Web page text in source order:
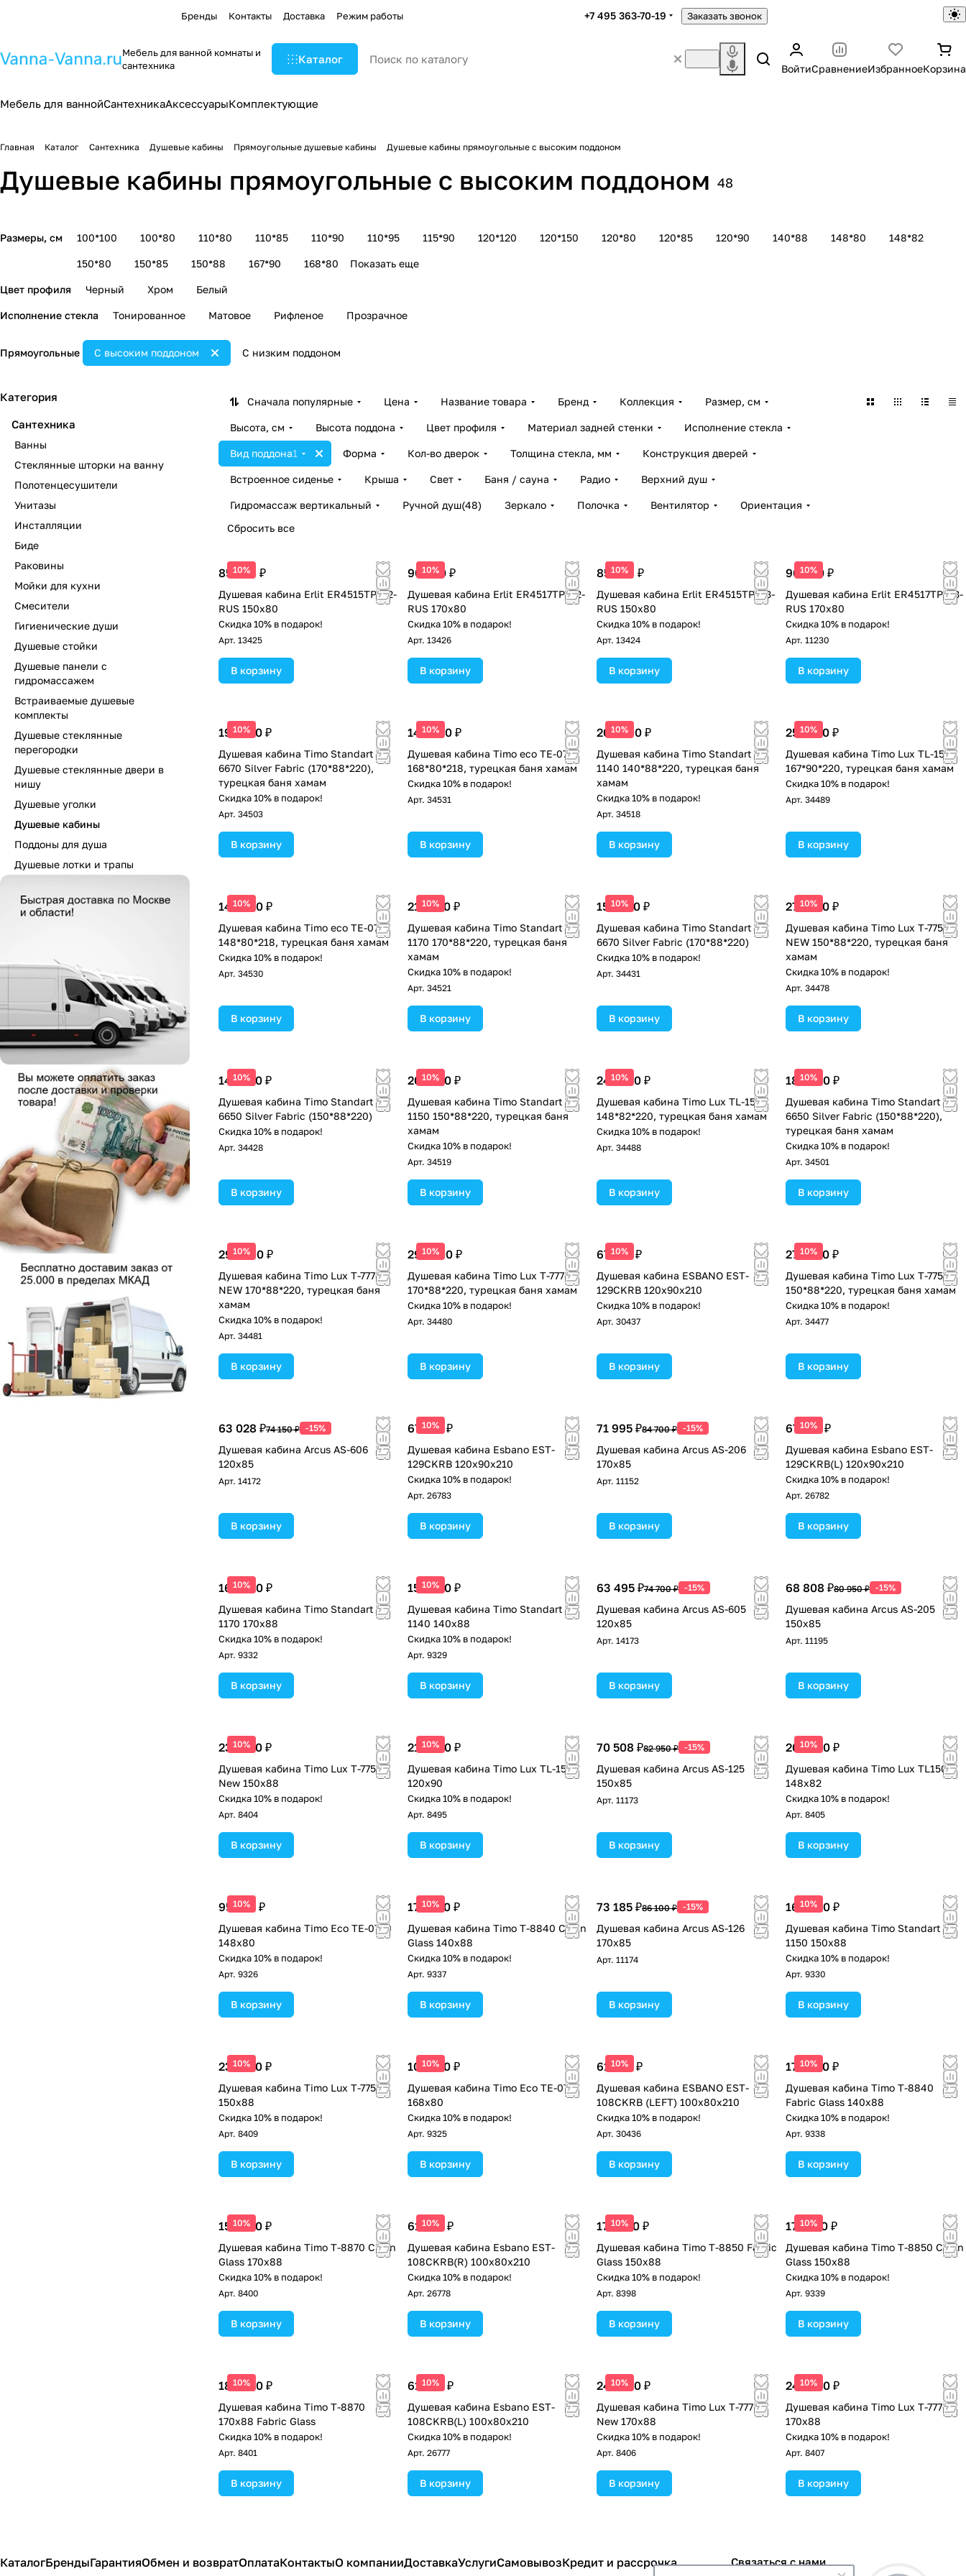
Бренды Контакты Доставка Режим работы +7 495 363-70-19 Заказать звонок
Мебель для ванной комнаты и
сантехника
Каталог
ВойтиСравнениеИзбранноеКорзина
Мебель для ваннойСантехникаАксессуарыКомплектующие
Главная Каталог Сантехника Душевые кабины Прямоугольные душевые кабины Душевые кабины прямоугольные с высоким поддоном
Душевые кабины прямоугольные с высоким поддоном 48
Размеры, см 100*100 100*80 110*80 110*85 110*90 110*95 115*90 120*120 120*150 120*80 120*85 120*90 140*88 148*80 148*82
150*80 150*85 150*88 167*90 168*80 Показать еще
Цвет профиля Черный Хром Белый
Исполнение стекла Тонированное Матовое Рифленое Прозрачное
Прямоугольные С высоким поддоном С низким поддоном
Сначала популярные Цена Название товара Бренд Коллекция Размер, см
Высота, см Высота поддона Цвет профиля Материал задней стенки Исполнение стекла
Вид поддона1 Форма Кол-во дверок Толщина стекла, мм Конструкция дверей
Встроенное сиденье Крыша Свет Баня / сауна Радио Верхний душ
Гидромассаж вертикальный Ручной душ(48) Зеркало Полочка Вентилятор
Ориентация
Сбросить все
10%
85 804 ₽
Душевая кабина Erlit ER4515TP-C2-
RUS 150x80
Скидка 10% в подарок!
Арт. 13425
В корзину
10%
90 360 ₽
Душевая кабина Erlit ER4517TP-C2-
RUS 170x80
Скидка 10% в подарок!
Арт. 13426
В корзину
10%
85 804 ₽
Душевая кабина Erlit ER4515TP-C3-
RUS 150x80
Скидка 10% в подарок!
Арт. 13424
В корзину
10%
90 360 ₽
Душевая кабина Erlit ER4517TP-C3-
RUS 170x80
Скидка 10% в подарок!
Арт. 11230
В корзину
10%
195 400 ₽
Душевая кабина Timo Standart T-
6670 Silver Fabric (170*88*220),
турецкая баня хамам
Скидка 10% в подарок!
Арт. 34503
В корзину
10%
144 900 ₽
Душевая кабина Timo eco TE-0770
168*80*218, турецкая баня хамам
Скидка 10% в подарок!
Арт. 34531
В корзину
10%
200 800 ₽
Душевая кабина Timo Standart T-
1140 140*88*220, турецкая баня
хамам
Скидка 10% в подарок!
Арт. 34518
В корзину
10%
258 200 ₽
Душевая кабина Timo Lux TL-1506
167*90*220, турецкая баня хамам
Скидка 10% в подарок!
Арт. 34489
В корзину
10%
140 300 ₽
Душевая кабина Timo eco TE-0750
148*80*218, турецкая баня хамам
Скидка 10% в подарок!
Арт. 34530
В корзину
10%
212 800 ₽
Душевая кабина Timo Standart T-
1170 170*88*220, турецкая баня
хамам
Скидка 10% в подарок!
Арт. 34521
В корзину
10%
150 600 ₽
Душевая кабина Timo Standart T-
6670 Silver Fabric (170*88*220)
Скидка 10% в подарок!
Арт. 34431
В корзину
10%
277 300 ₽
Душевая кабина Timo Lux T-7750
NEW 150*88*220, турецкая баня
хамам
Скидка 10% в подарок!
Арт. 34478
В корзину
10%
143 200 ₽
Душевая кабина Timo Standart T-
6650 Silver Fabric (150*88*220)
Скидка 10% в подарок!
Арт. 34428
В корзину
10%
205 700 ₽
Душевая кабина Timo Standart T-
1150 150*88*220, турецкая баня
хамам
Скидка 10% в подарок!
Арт. 34519
В корзину
10%
245 000 ₽
Душевая кабина Timo Lux TL-1505
148*82*220, турецкая баня хамам
Скидка 10% в подарок!
Арт. 34488
В корзину
10%
188 000 ₽
Душевая кабина Timo Standart T-
6650 Silver Fabric (150*88*220),
турецкая баня хамам
Скидка 10% в подарок!
Арт. 34501
В корзину
10%
290 400 ₽
Душевая кабина Timo Lux T-7770
NEW 170*88*220, турецкая баня
хамам
Скидка 10% в подарок!
Арт. 34481
В корзину
10%
290 400 ₽
Душевая кабина Timo Lux T-7770
170*88*220, турецкая баня хамам
Скидка 10% в подарок!
Арт. 34480
В корзину
10%
67 575 ₽
Душевая кабина ESBANO EST-
129CKRB 120х90х210
Скидка 10% в подарок!
Арт. 30437
В корзину
10%
277 300 ₽
Душевая кабина Timo Lux T-7750
150*88*220, турецкая баня хамам
Скидка 10% в подарок!
Арт. 34477
В корзину
63 028 ₽74 150 ₽ -15%
Душевая кабина Arcus AS-606
120x85
Арт. 14172
В корзину
10%
67 575 ₽
Душевая кабина Esbano EST-
129CKRB 120x90x210
Скидка 10% в подарок!
Арт. 26783
В корзину
71 995 ₽84 700 ₽ -15%
Душевая кабина Arcus AS-206
170x85
Арт. 11152
В корзину
10%
67 575 ₽
Душевая кабина Esbano EST-
129CKRB(L) 120x90x210
Скидка 10% в подарок!
Арт. 26782
В корзину
10%
168 000 ₽
Душевая кабина Timo Standart T-
1170 170х88
Скидка 10% в подарок!
Арт. 9332
В корзину
10%
156 000 ₽
Душевая кабина Timo Standart T-
1140 140х88
Скидка 10% в подарок!
Арт. 9329
В корзину
63 495 ₽74 700 ₽ -15%
Душевая кабина Arcus AS-605
120x85
Арт. 14173
В корзину
68 808 ₽80 950 ₽ -15%
Душевая кабина Arcus AS-205
150x85
Арт. 11195
В корзину
10%
232 500 ₽
Душевая кабина Timo Lux T-7750
New 150х88
Скидка 10% в подарок!
Арт. 8404
В корзину
10%
213 400 ₽
Душевая кабина Timo Lux TL-1506
120х90
Скидка 10% в подарок!
Арт. 8495
В корзину
70 508 ₽82 950 ₽ -15%
Душевая кабина Arcus AS-125
150x85
Арт. 11173
В корзину
10%
200 200 ₽
Душевая кабина Timo Lux TL1505
148х82
Скидка 10% в подарок!
Арт. 8405
В корзину
10%
95 500 ₽
Душевая кабина Timo Eco TE-0750
148х80
Скидка 10% в подарок!
Арт. 9326
В корзину
10%
172 300 ₽
Душевая кабина Timo T-8840 Clean
Glass 140х88
Скидка 10% в подарок!
Арт. 9337
В корзину
73 185 ₽86 100 ₽ -15%
Душевая кабина Arcus AS-126
170x85
Арт. 11174
В корзину
10%
160 900 ₽
Душевая кабина Timo Standart T-
1150 150х88
Скидка 10% в подарок!
Арт. 9330
В корзину
10%
232 500 ₽
Душевая кабина Timo Lux T-7750
150х88
Скидка 10% в подарок!
Арт. 8409
В корзину
10%
100 100 ₽
Душевая кабина Timo Eco TE-0770
168х80
Скидка 10% в подарок!
Арт. 9325
В корзину
10%
61 200 ₽
Душевая кабина ESBANO EST-
108CKRB (LEFT) 100х80х210
Скидка 10% в подарок!
Арт. 30436
В корзину
10%
170 600 ₽
Душевая кабина Timo Т-8840
Fabric Glass 140х88
Скидка 10% в подарок!
Арт. 9338
В корзину
10%
159 390 ₽
Душевая кабина Timo T-8870 Clean
Glass 170х88
Скидка 10% в подарок!
Арт. 8400
В корзину
10%
61 200 ₽
Душевая кабина Esbano EST-
108CKRB(R) 100x80x210
Скидка 10% в подарок!
Арт. 26778
В корзину
10%
175 800 ₽
Душевая кабина Timo Т-8850 Fabric
Glass 150х88
Скидка 10% в подарок!
Арт. 8398
В корзину
10%
177 500 ₽
Душевая кабина Timo T-8850 Clean
Glass 150х88
Скидка 10% в подарок!
Арт. 9339
В корзину
10%
180 400 ₽
Душевая кабина Timo Т-8870
170х88 Fabric Glass
Скидка 10% в подарок!
Арт. 8401
В корзину
10%
61 200 ₽
Душевая кабина Esbano EST-
108CKRB(L) 100x80x210
Скидка 10% в подарок!
Арт. 26777
В корзину
10%
245 600 ₽
Душевая кабина Timo Lux T-7770
New 170х88
Скидка 10% в подарок!
Арт. 8406
В корзину
10%
245 600 ₽
Душевая кабина Timo Lux T-7770
170х88
Скидка 10% в подарок!
Арт. 8407
В корзину
Категория
Сантехника
Ванны
Стеклянные шторки на ванну
Полотенцесушители
Унитазы
Инсталляции
Биде
Раковины
Мойки для кухни
Смесители
Гигиенические души
Душевые стойки
Душевые панели с
гидромассажем
Встраиваемые душевые
комплекты
Душевые стеклянные
перегородки
Душевые стеклянные двери в
нишу
Душевые уголки
Душевые кабины
Поддоны для душа
Душевые лотки и трапы
КаталогБрендыГарантияОбмен и возвратОплатаКонтактыО компанииДоставкаУслугиСамовывозКредит и рассрочка Связаться с нами